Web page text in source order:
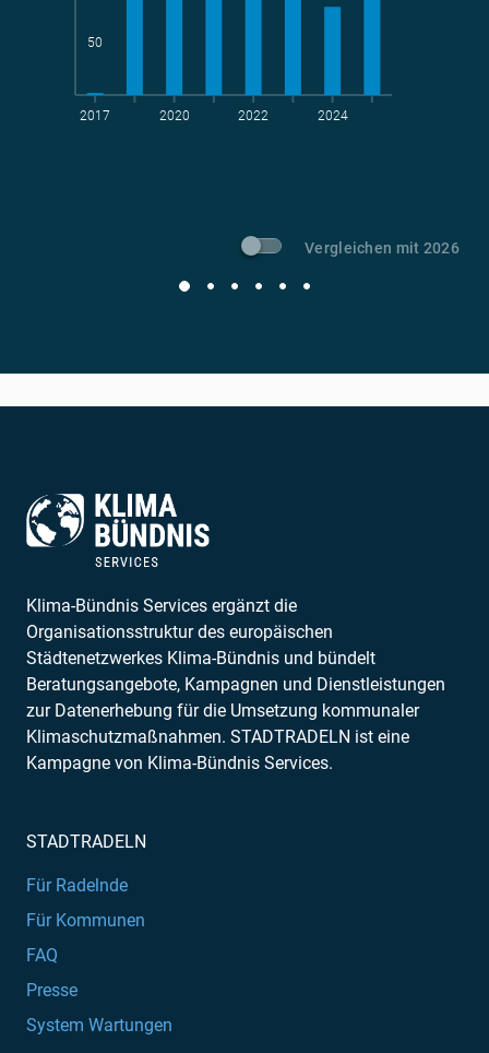
-Vermeidung
2017 2020 2022 2024
50
Vergleichen mit 2026
Klima-Bündnis Services ergänzt die
Organisationsstruktur des europäischen
Städtenetzwerkes Klima-Bündnis und bündelt
Beratungsangebote, Kampagnen und Dienstleistungen
zur Datenerhebung für die Umsetzung kommunaler
Klimaschutzmaßnahmen. STADTRADELN ist eine
Kampagne von Klima-Bündnis Services.
STADTRADELN
Für Radelnde
Für Kommunen
FAQ
Presse
System Wartungen